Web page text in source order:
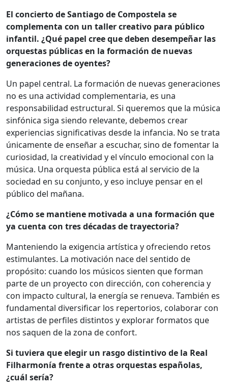
El concierto de Santiago de Compostela se
complementa con un taller creativo para público
infantil. ¿Qué papel cree que deben desempeñar las
orquestas públicas en la formación de nuevas
generaciones de oyentes?
Un papel central. La formación de nuevas generaciones
no es una actividad complementaria, es una
responsabilidad estructural. Si queremos que la música
sinfónica siga siendo relevante, debemos crear
experiencias significativas desde la infancia. No se trata
únicamente de enseñar a escuchar, sino de fomentar la
curiosidad, la creatividad y el vínculo emocional con la
música. Una orquesta pública está al servicio de la
sociedad en su conjunto, y eso incluye pensar en el
público del mañana.
¿Cómo se mantiene motivada a una formación que
ya cuenta con tres décadas de trayectoria?
Manteniendo la exigencia artística y ofreciendo retos
estimulantes. La motivación nace del sentido de
propósito: cuando los músicos sienten que forman
parte de un proyecto con dirección, con coherencia y
con impacto cultural, la energía se renueva. También es
fundamental diversificar los repertorios, colaborar con
artistas de perfiles distintos y explorar formatos que
nos saquen de la zona de confort.
Si tuviera que elegir un rasgo distintivo de la Real
Filharmonía frente a otras orquestas españolas,
¿cuál sería?